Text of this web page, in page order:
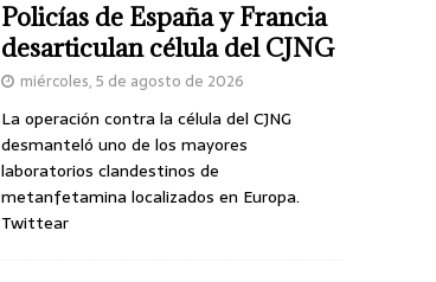
Policías de España y Francia
desarticulan célula del CJNG
miércoles, 5 de agosto de 2026
La operación contra la célula del CJNG
desmanteló uno de los mayores
laboratorios clandestinos de
metanfetamina localizados en Europa.
Twittear